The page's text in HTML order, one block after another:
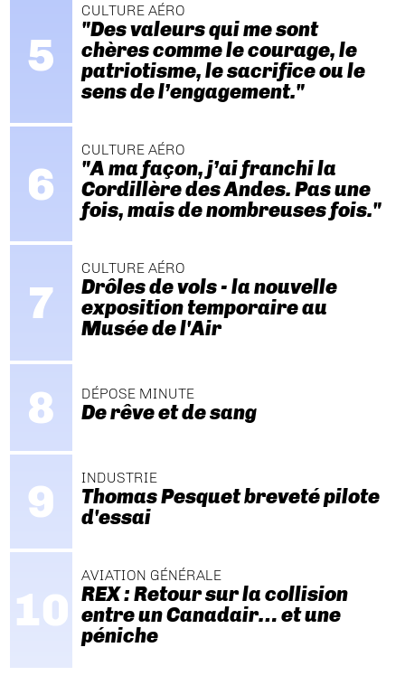
CULTURE AÉRO
"Des valeurs qui me sont
chères comme le courage, le
patriotisme, le sacrifice ou le
sens de l’engagement."
CULTURE AÉRO
"A ma façon, j’ai franchi la
Cordillère des Andes. Pas une
fois, mais de nombreuses fois."
CULTURE AÉRO
Drôles de vols - la nouvelle
exposition temporaire au
Musée de l'Air
DÉPOSE MINUTE
De rêve et de sang
INDUSTRIE
Thomas Pesquet breveté pilote
d'essai
AVIATION GÉNÉRALE
REX : Retour sur la collision
entre un Canadair… et une
péniche